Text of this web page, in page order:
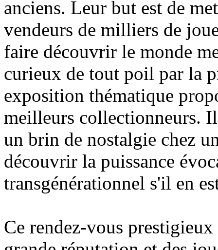
anciens. Leur but est de
vendeurs de milliers de
faire découvrir le monde
curieux de tout poil par la
exposition thématique
meilleurs collectionneurs.
un brin de nostalgie chez
découvrir la puissance
transgénérationnel s'il en
Ce rendez-vous